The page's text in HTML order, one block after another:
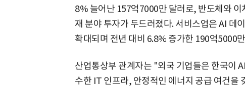
8% 늘어난 157억7000만 달러로, 반도체와
재 분야 투자가 두드러졌다. 서비스업은 AI 데
확대되며 전년 대비 6.8% 증가한 190억5000
산업통상부 관계자는 "외국 기업들은 한국이
수한 IT 인프라, 안정적인 에너지 공급 여건을